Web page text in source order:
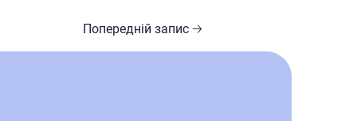
Попередній запис 🡢